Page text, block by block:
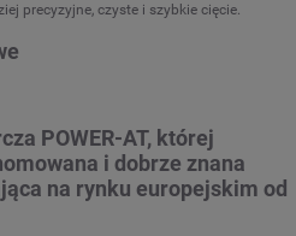
precyzyjne, czyste i szybkie cięcie.
POWER-AT, której
i dobrze znana
na rynku europejskim od